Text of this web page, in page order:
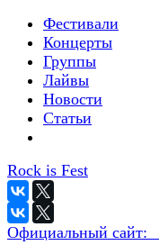
Фестивали
Концерты
Группы
Лайвы
Новости
Статьи
Rock is Fest
Официальный сайт: